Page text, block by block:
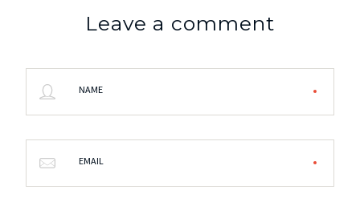
Leave a comment
NAME
EMAIL